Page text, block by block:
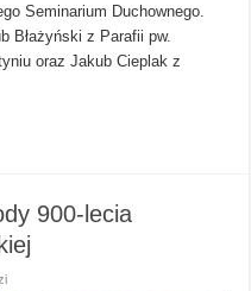
Seminarium Duchownego.
Błażyński z Parafii pw.
oraz Jakub Cieplak z
900-lecia